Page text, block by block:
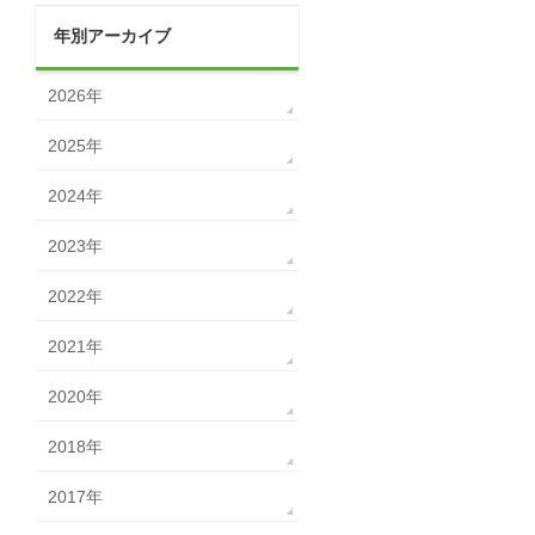
年別アーカイブ
2026年
2025年
2024年
2023年
2022年
2021年
2020年
2018年
2017年